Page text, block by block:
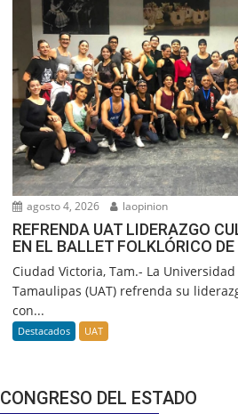
agosto 4, 2026 laopinion
REFRENDA UAT LIDERAZGO
EN EL BALLET FOLKLÓRICO
Ciudad Victoria, Tam.- La
Tamaulipas (UAT) refrenda su
con...
Destacados UAT
CONGRESO DEL ESTADO